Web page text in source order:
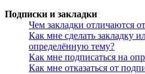
Подписки и закладки
Чем закладки отличаются
Как мне сделать закладку
определённую тему?
Как мне подписаться на
Как мне отказаться от